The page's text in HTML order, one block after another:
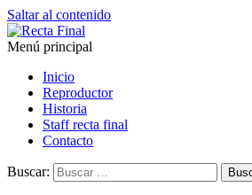
Saltar al contenido
Menú principal
Inicio
Reproductor
Historia
Staff recta final
Contacto
Buscar: